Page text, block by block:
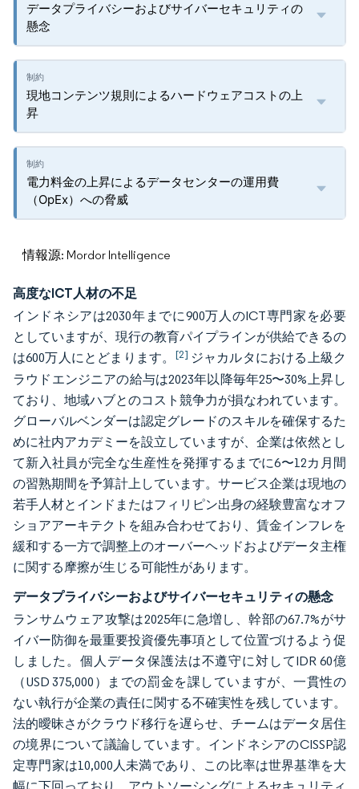
データプライバシーおよびサイバーセキュリティの
懸念
現地コンテンツ規則によるハードウェアコストの上
昇
電力料金の上昇によるデータセンターの運用費
（OpEx）への脅威
情報源: Mordor Intelligence
高度なICT人材の不足
インドネシアは2030年までに900万人のICT専門家を必要
としていますが、現行の教育パイプラインが供給できるの
は600万人にとどまります。 [2] ジャカルタにおける上級ク
ラウドエンジニアの給与は2023年以降毎年25〜30%上昇し
ており、地域ハブとのコスト競争力が損なわれています。
グローバルベンダーは認定グレードのスキルを確保するた
めに社内アカデミーを設立していますが、企業は依然とし
て新入社員が完全な生産性を発揮するまでに6〜12カ月間
の習熟期間を予算計上しています。サービス企業は現地の
若手人材とインドまたはフィリピン出身の経験豊富なオフ
ショアアーキテクトを組み合わせており、賃金インフレを
緩和する一方で調整上のオーバーヘッドおよびデータ主権
に関する摩擦が生じる可能性があります。
データプライバシーおよびサイバーセキュリティの懸念
ランサムウェア攻撃は2025年に急増し、幹部の67.7%がサ
イバー防御を最重要投資優先事項として位置づけるよう促
しました。個人データ保護法は不遵守に対してIDR 60億
（USD 375,000）までの罰金を課していますが、一貫性の
ない執行が企業の責任に関する不確実性を残しています。
法的曖昧さがクラウド移行を遅らせ、チームはデータ居住
の境界について議論しています。インドネシアのCISSP認
定専門家は10,000人未満であり、この比率は世界基準を大